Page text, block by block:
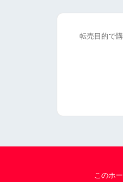
転売目的で
このホ